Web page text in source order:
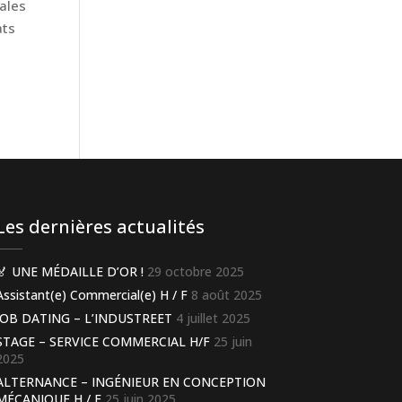
dernières actualités
UNE MÉDAILLE D’OR ! 29 octobre 2025
Commercial(e) H / F 8 août 2025
DATING – L’INDUSTREET 4 juillet 2025
– SERVICE COMMERCIAL H/F 25 juin
– INGÉNIEUR EN CONCEPTION
H / F 25 juin 2025